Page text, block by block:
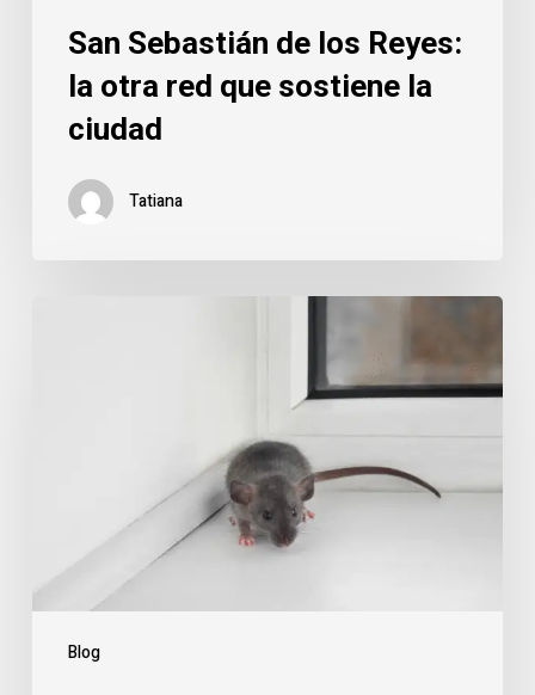
San Sebastián de los Reyes:
la otra red que sostiene la
ciudad
Tatiana
Blog